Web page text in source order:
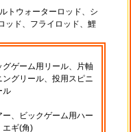
トウォーターロッド、シ
ッド、フライロッド、鯉
ゲーム用リール、片軸
グリール、投用スピニ
ル
、ビックゲーム用ハー
エギ(角)